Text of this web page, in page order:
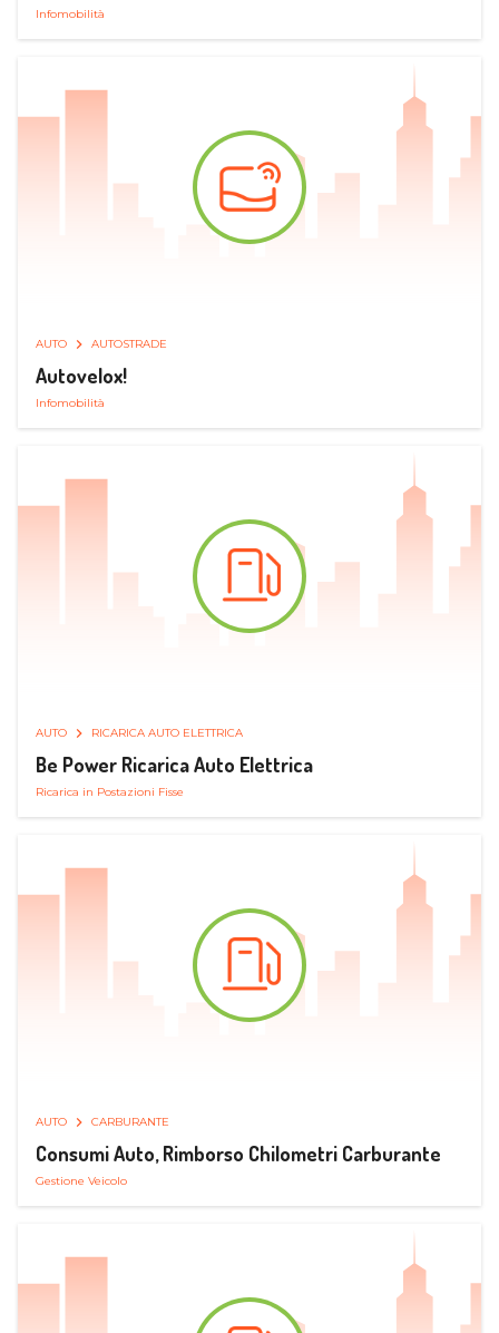
Infomobilità
AUTO AUTOSTRADE
Autovelox!
Infomobilità
AUTO RICARICA AUTO ELETTRICA
Be Power Ricarica Auto Elettrica
Ricarica in Postazioni Fisse
AUTO CARBURANTE
Consumi Auto, Rimborso Chilometri Carburante
Gestione Veicolo